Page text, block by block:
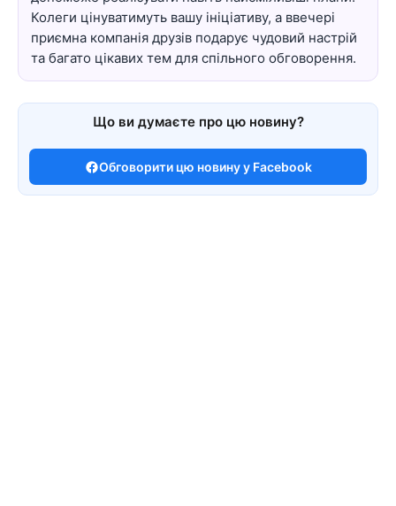
Колеги цінуватимуть вашу ініціативу, а ввечері
приємна компанія друзів подарує чудовий настрій
та багато цікавих тем для спільного обговорення.
Що ви думаєте про цю новину?
Обговорити цю новину у Facebook